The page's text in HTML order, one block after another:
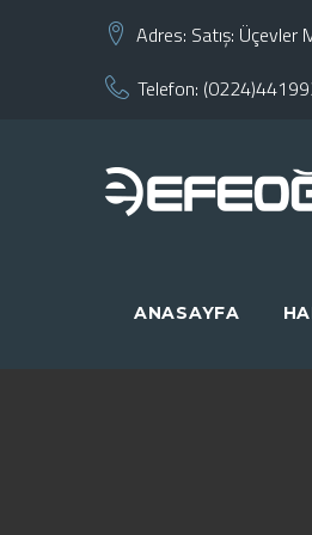
Adres: Satış:
Telefon:
ANASAYFA